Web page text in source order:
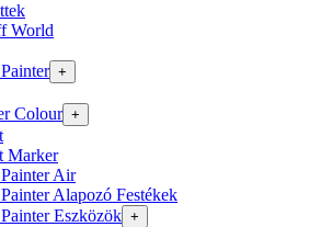
World
+
Colour +
Marker
Air
Alapozó Festékek
Eszközök +